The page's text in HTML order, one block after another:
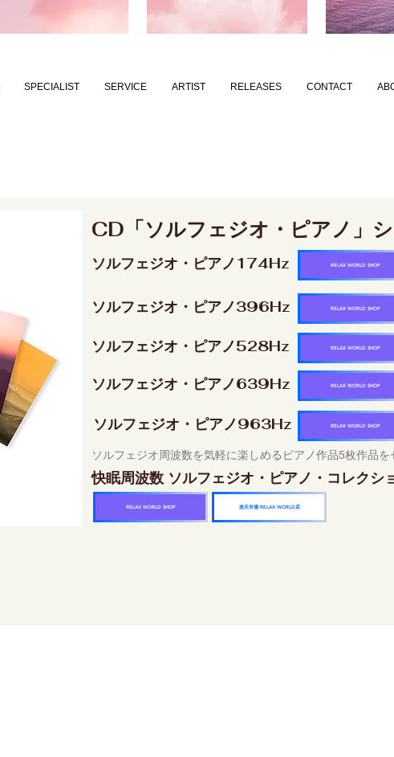
SPECIALIST SERVICE ARTIST RELEASES CONTACT
CD「ソルフェジオ・ピアノ」
ソルフェジオ・ピアノ174Hz RELAX WORLD SHOP
ソルフェジオ・ピアノ396Hz RELAX WORLD SHOP
ソルフェジオ・ピアノ528Hz RELAX WORLD SHOP
ソルフェジオ・ピアノ639Hz RELAX WORLD SHOP
ソルフェジオ・ピアノ963Hz RELAX WORLD SHOP
ソルフェジオ周波数を気軽に楽しめるピアノ作品5枚作品を
快眠周波数 ソルフェジオ・ピアノ・コレクシ
RELAX WORLD SHOP 楽天市場 RELAX WORLD店